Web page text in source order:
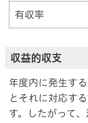
有収率
収益的収支
年度内に発生す
とそれに対応す
す。したがって